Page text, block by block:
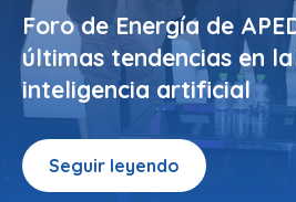
Foro de Energía de
últimas tendencias en
inteligencia artificial
Seguir leyendo